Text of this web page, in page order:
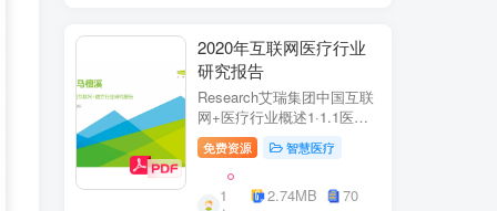
2020年互联网医疗行业
研究报告
Research艾瑞集团中国互联
网+医疗行业概述1·1.1医疗
行业困境中国互联网+医疗行
业现状2中国互联网+医疗用
户行为洞察3中国互联网+医
疗热门赛道分析4中国互联网
免费资源 智慧医疗
1
2.74MB
70